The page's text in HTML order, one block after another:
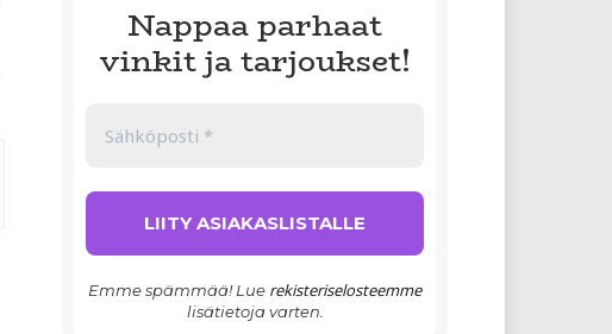
Nappaa parhaat
vinkit ja tarjoukset!
Emme spämmää! Lue rekisteriselosteemme
lisätietoja varten.